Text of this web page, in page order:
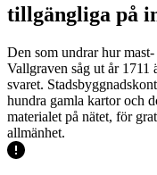
tillgängliga på
Den som undrar hur
Vallgraven såg ut år 1711
svaret.
hundra gamla kartor och
materialet på nätet, för
allmänhet.